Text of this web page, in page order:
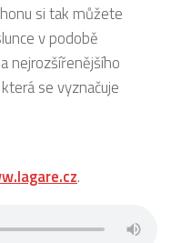
si tak můžete
v podobě
nejrozšířenějšího
se vyznačuje
.